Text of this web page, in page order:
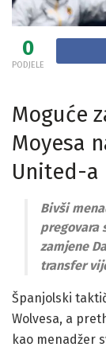
0
PODJELE
Moguće
Moyesa
United-a
Bivši
pregovara
zamjene
transfer
Španjolski
Wolvesa, a
kao menadžer